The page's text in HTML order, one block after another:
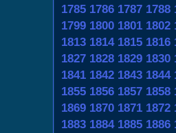
1785 1786 1787 1788
1799 1800 1801 1802
1813 1814 1815 1816
1827 1828 1829 1830
1841 1842 1843 1844
1855 1856 1857 1858
1869 1870 1871 1872
1883 1884 1885 1886